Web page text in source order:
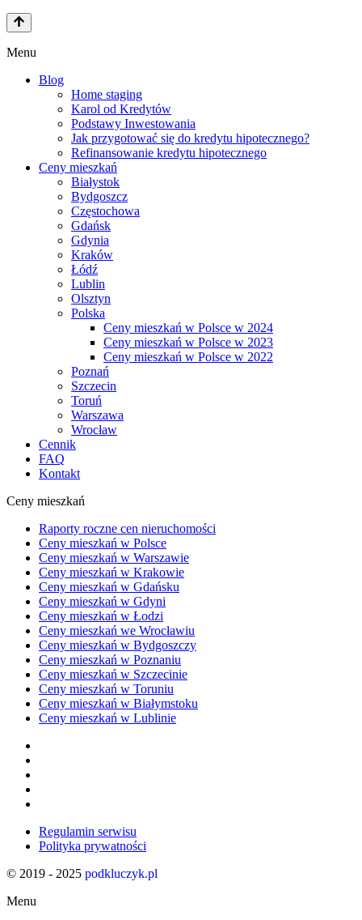
Menu
Blog
Home staging
Karol od Kredytów
Podstawy Inwestowania
Jak przygotować się do kredytu hipotecznego?
Refinansowanie kredytu hipotecznego
Ceny mieszkań
Białystok
Bydgoszcz
Częstochowa
Gdańsk
Gdynia
Kraków
Łódź
Lublin
Olsztyn
Polska
Ceny mieszkań w Polsce w 2024
Ceny mieszkań w Polsce w 2023
Ceny mieszkań w Polsce w 2022
Poznań
Szczecin
Toruń
Warszawa
Wrocław
Cennik
FAQ
Kontakt
Ceny mieszkań
Raporty roczne cen nieruchomości
Ceny mieszkań w Polsce
Ceny mieszkań w Warszawie
Ceny mieszkań w Krakowie
Ceny mieszkań w Gdańsku
Ceny mieszkań w Gdyni
Ceny mieszkań w Łodzi
Ceny mieszkań we Wrocławiu
Ceny mieszkań w Bydgoszczy
Ceny mieszkań w Poznaniu
Ceny mieszkań w Szczecinie
Ceny mieszkań w Toruniu
Ceny mieszkań w Białymstoku
Ceny mieszkań w Lublinie
Regulamin serwisu
Polityka prywatności
© 2019 - 2025 podkluczyk.pl
Menu